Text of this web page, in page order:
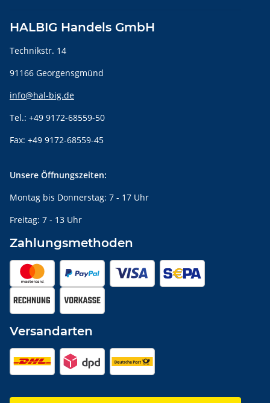
HALBIG Handels GmbH
Technikstr. 14
91166 Georgensgmünd
info@hal-big.de
Tel.: +49 9172-68559-50
Fax: +49 9172-68559-45
Unsere Öffnungszeiten:
Montag bis Donnerstag: 7 - 17 Uhr
Freitag: 7 - 13 Uhr
Zahlungsmethoden
Versandarten